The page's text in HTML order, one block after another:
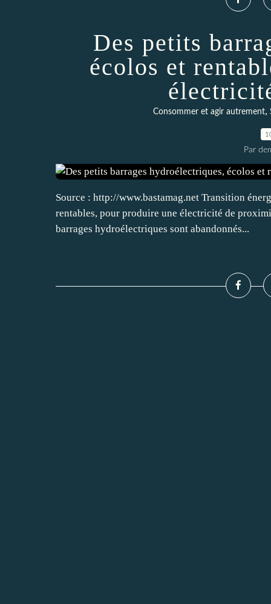
Des petits
écolos et
Consommer et agir autrement,
Par
Source : http://www.bastamag.net Transition
rentables, pour produire une électricité de
barrages hydroélectriques sont abandonnés...